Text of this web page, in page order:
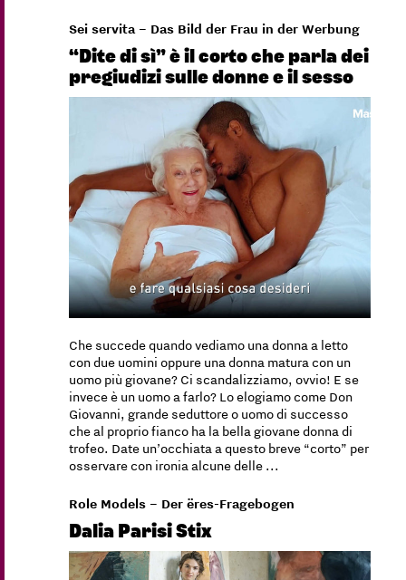
Sei servita – Das Bild der Frau in der Werbung
“Dite di sì” è il corto che parla dei
pregiudizi sulle donne e il sesso
Che succede quando vediamo una donna a letto
con due uomini oppure una donna matura con un
uomo più giovane? Ci scandalizziamo, ovvio! E se
invece è un uomo a farlo? Lo elogiamo come Don
Giovanni, grande seduttore o uomo di successo
che al proprio fianco ha la bella giovane donna di
trofeo. Date un’occhiata a questo breve “corto” per
osservare con ironia alcune delle ...
Role Models – Der ëres-Fragebogen
Dalia Parisi Stix